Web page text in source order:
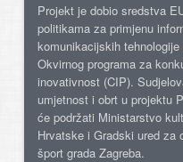
Projekt je dobio sredstva
politikama za primjenu
komunikacijskih
Okvirnog programa za
inovativnost (CIP).
umjetnost i obrt u projektu
će podržati Ministarstvo
Hrvatske i Gradski ured za
šport grada Zagreba.